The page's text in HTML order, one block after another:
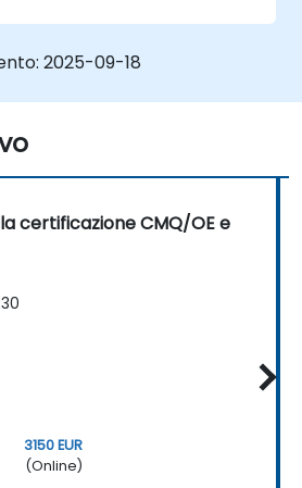
diverse tipologie di
sia per dati variabili che
di individuare ed
variazioni nei
gli indici di
processo.
2025-09-18
certificazione CMQ/OE e
3150 EUR
(Online)